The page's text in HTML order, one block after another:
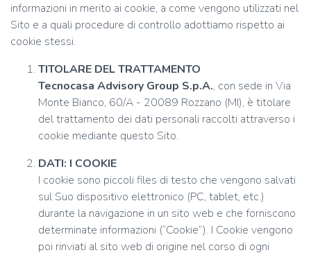
informazioni in merito ai cookie, a come vengono utilizzati nel
Sito e a quali procedure di controllo adottiamo rispetto ai
cookie stessi.
TITOLARE DEL TRATTAMENTO
Tecnocasa Advisory Group S.p.A., con sede in Via
Monte Bianco, 60/A - 20089 Rozzano (MI), è titolare
del trattamento dei dati personali raccolti attraverso i
cookie mediante questo Sito.
DATI: I COOKIE
I cookie sono piccoli files di testo che vengono salvati
sul Suo dispositivo elettronico (PC, tablet, etc.)
durante la navigazione in un sito web e che forniscono
determinate informazioni (“Cookie”). I Cookie vengono
poi rinviati al sito web di origine nel corso di ogni